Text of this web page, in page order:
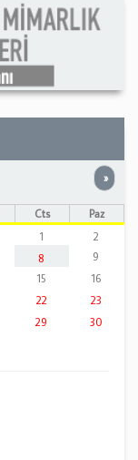
»
Cts
Paz
1
2
8
9
15
16
22
23
29
30